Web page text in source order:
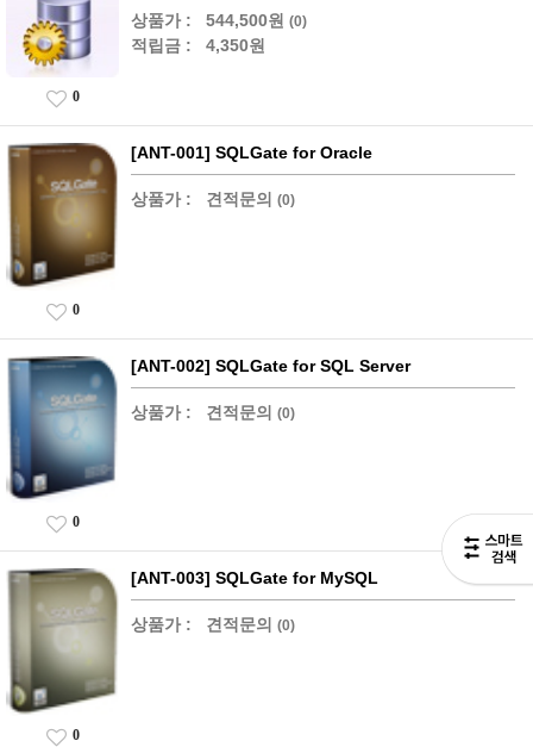
상품가 : 544,500원 (0)
적립금 : 4,350원
0
[ANT-001] SQLGate for Oracle
상품가 : 견적문의 (0)
0
[ANT-002] SQLGate for SQL Server
상품가 : 견적문의 (0)
0
[ANT-003] SQLGate for MySQL
상품가 : 견적문의 (0)
0